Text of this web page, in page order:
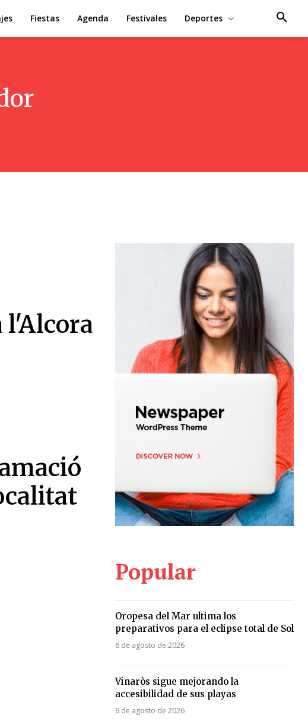
Fiestas Agenda Festivales Deportes
l'Alcora
Popular
Oropesa del Mar ultima los
preparativos para el eclipse total de Sol
6 de agosto de 2026
Vinaròs sigue mejorando la
accesibilidad de sus playas
6 de agosto de 2026